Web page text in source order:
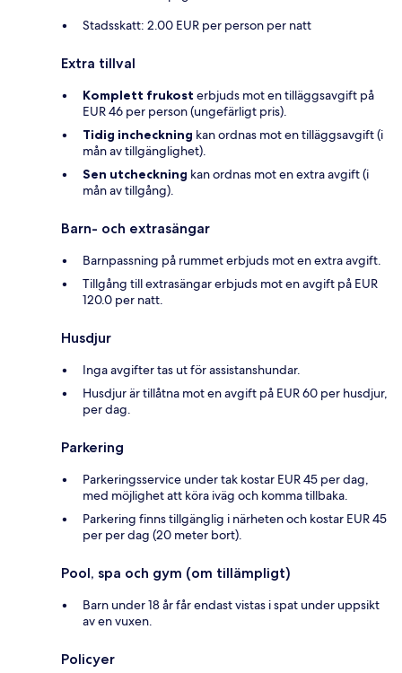
Stadsskatt: 2.00 EUR per person per natt
Extra tillval
Komplett frukost erbjuds mot en tilläggsavgift på
EUR 46 per person (ungefärligt pris).
Tidig incheckning kan ordnas mot en tilläggsavgift (i
mån av tillgänglighet).
Sen utcheckning kan ordnas mot en extra avgift (i
mån av tillgång).
Barn- och extrasängar
Barnpassning på rummet erbjuds mot en extra avgift.
Tillgång till extrasängar erbjuds mot en avgift på EUR
120.0 per natt.
Husdjur
Inga avgifter tas ut för assistanshundar.
Husdjur är tillåtna mot en avgift på EUR 60 per husdjur,
per dag.
Parkering
Parkeringsservice under tak kostar EUR 45 per dag,
med möjlighet att köra iväg och komma tillbaka.
Parkering finns tillgänglig i närheten och kostar EUR 45
per per dag (20 meter bort).
Pool, spa och gym (om tillämpligt)
Barn under 18 år får endast vistas i spat under uppsikt
av en vuxen.
Policyer